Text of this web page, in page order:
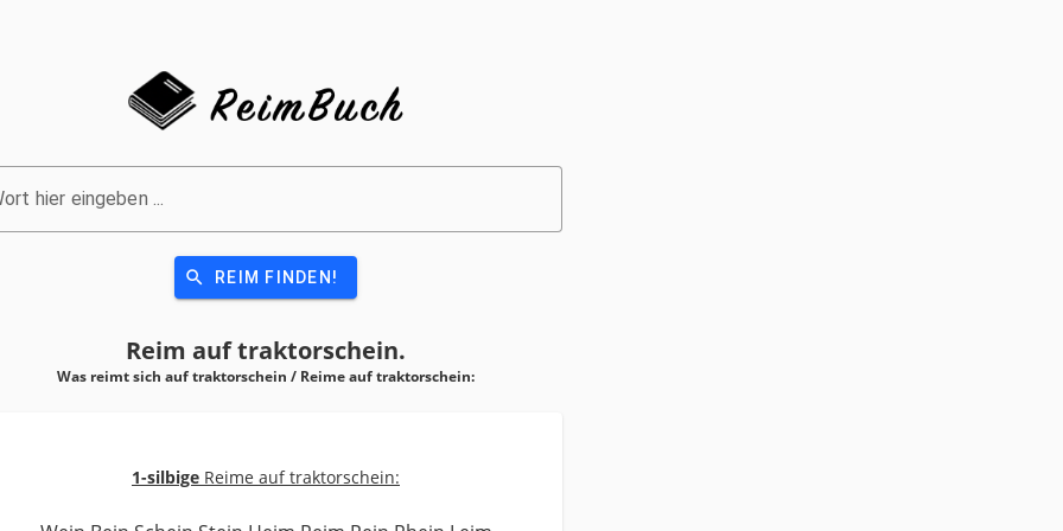
hier eingeben ...
search REIM FINDEN!
Reim auftraktorschein.
Was reimt sich auf traktorschein / Reime auftraktorschein:
1-silbige Reime auf traktorschein: